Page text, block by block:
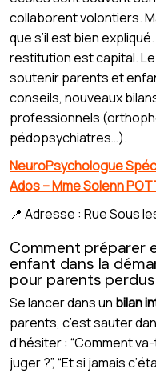
collaborent volontiers.
que s’il est bien
restitution est capital.
soutenir parents et
conseils, nouveaux
professionnels
pédopsychiatres…).
NeuroPsychologue
Ados – Mme Solenn
📍 Adresse : Rue Sous
Comment préparer
enfant dans la
pour parents
Se lancer dans un bilan
parents, c’est sauter
d’hésiter : “Comment
juger ?”, “Et si jamais